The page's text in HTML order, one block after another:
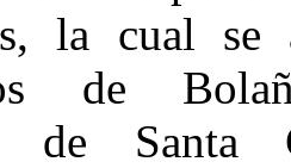
la cual se
de
de Santa